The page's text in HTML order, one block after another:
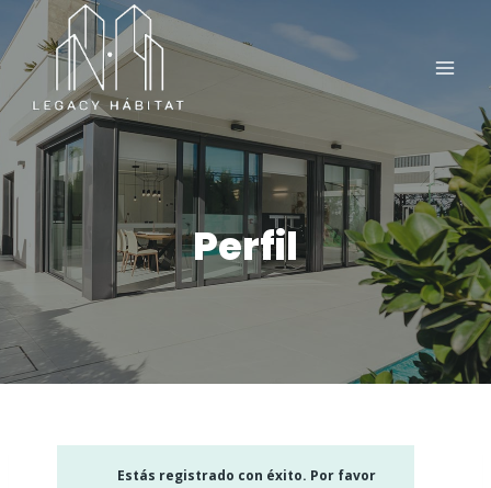
Saltar
al
contenido
Perfil
Estás registrado con éxito. Por favor